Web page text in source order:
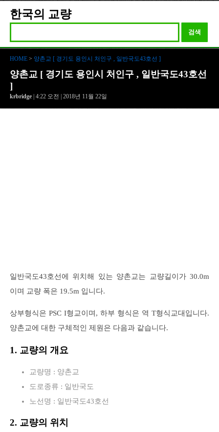
한국의 교량
검색
HOME > 양촌교 [ 경기도 용인시 처인구 , 일반국도43호선 ]
양촌교 [ 경기도 용인시 처인구 , 일반국도43호선
]
krbridge | 4:22 오전 | 2018년 11월 22일
일반국도43호선에 위치해 있는 양촌교는 교량길이가 30.0m
이며 교량 폭은 19.5m 입니다.
상부형식은 PSC I형교이며, 하부 형식은 역 T형식교대입니다.
양촌교에 대한 구체적인 제원은 다음과 같습니다.
1. 교량의 개요
교량명 : 양촌교
도로종류 : 일반국도
노선명 : 일반국도43호선
2. 교량의 위치